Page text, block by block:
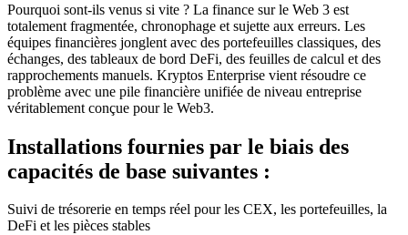
Pourquoi sont-ils venus si vite ? La finance sur le Web 3 est
totalement fragmentée, chronophage et sujette aux erreurs. Les
équipes financières jonglent avec des portefeuilles classiques, des
échanges, des tableaux de bord DeFi, des feuilles de calcul et des
rapprochements manuels. Kryptos Enterprise vient résoudre ce
problème avec une pile financière unifiée de niveau entreprise
véritablement conçue pour le Web3.
Installations fournies par le biais des
capacités de base suivantes :
Suivi de trésorerie en temps réel pour les CEX, les portefeuilles, la
DeFi et les pièces stables